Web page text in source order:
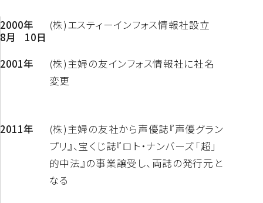
2000年
8月
10日
(株)エスティーインフォス情報社設立
2001年
(株)主婦の友インフォス情報社に社名
変更
2011年
(株)主婦の友社から声優誌『声優グラン
プリ』、宝くじ誌『ロト・ナンバーズ「超」
的中法』の事業譲受し、両誌の発行元と
なる